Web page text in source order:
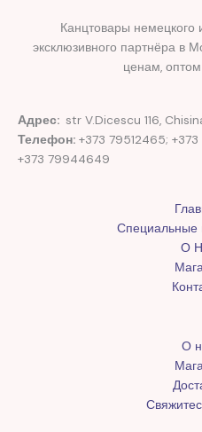
Канцтовары немецкого
эксклюзивного партнёра в
ценам,
Адрес: str V.Dicescu 116,
Телефон: +373 79512465;
+373 79944649
Специальные
О
О